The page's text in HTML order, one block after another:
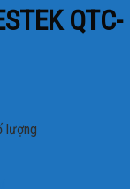
QTC-
lượng